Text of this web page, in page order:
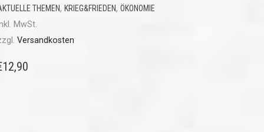
THEMEN, KRIEG&FRIEDEN, ÖKONOMIE
MwSt.
Versandkosten
12,90